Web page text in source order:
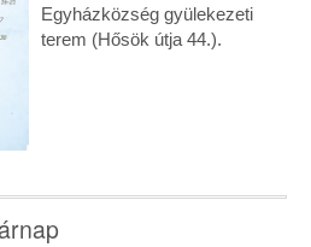
Egyházközség gyülekezeti
terem (Hősök útja 44.).